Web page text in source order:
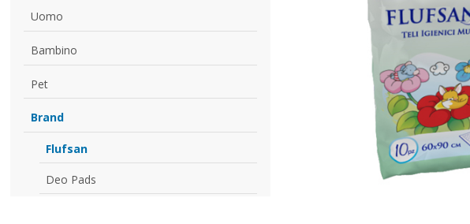
Uomo
Bambino
Pet
Brand
Flufsan
Deo Pads